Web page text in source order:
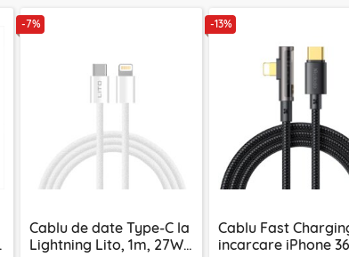
-7%
Cablu de date Type-C la
Lightning Lito, 1m, 27W,
-13%
Cablu Fast
incarcare iPhone